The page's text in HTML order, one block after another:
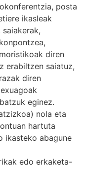
posta
ikasleak
diren
erabiltzen saiatuz,
diren
eginez.
nola eta
hartuta
ikasteko abagune
edo erkaketa-